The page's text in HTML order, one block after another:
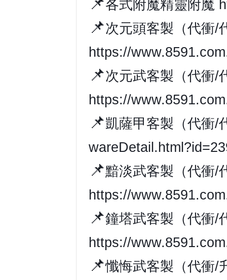
各式附魔精靈附魔
📌次元頭客製（代衝/
https://
📌次元武客製（代衝/
https://
📌凱薩甲客製（代衝/
📌黯淡武客製（代衝/
https://
📌鐘塔武客製（代衝/
https://
📌懺悔武客製（代衝/